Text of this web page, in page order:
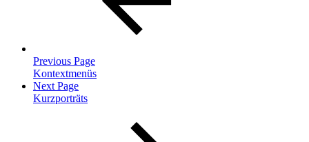
Previous Page
Kontextmenüs
Next Page
Kurzporträts